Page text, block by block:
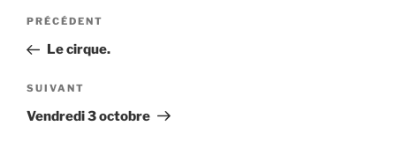
Navigation
l’article
Article
précédent
PRÉCÉDENT
Le cirque.
Article
suivant
SUIVANT
Vendredi 3 octobre